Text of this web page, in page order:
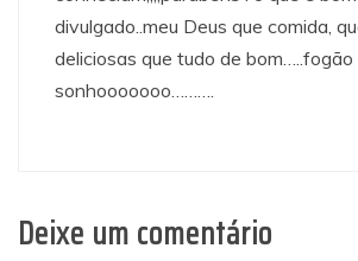
divulgado..meu Deus que comida,
deliciosas que tudo de bom…..fogão
sonhooooooo……….
Deixe um comentário